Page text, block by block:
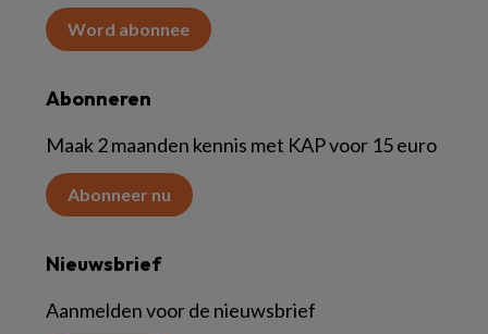
Word abonnee
Abonneren
Maak 2 maanden kennis met KAP voor 15 euro
Abonneer nu
Nieuwsbrief
Aanmelden voor de nieuwsbrief